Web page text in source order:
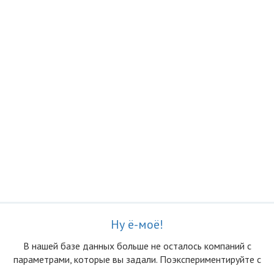
Ну ё-моё!
В нашей базе данных больше не осталоcь компаний с
параметрами, которые вы задали. Поэкспериментируйте с